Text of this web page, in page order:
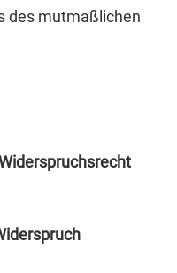
des mutmaßlichen